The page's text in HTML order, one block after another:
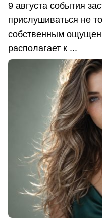
9 августа события
прислушиваться не
собственным
располагает к ...